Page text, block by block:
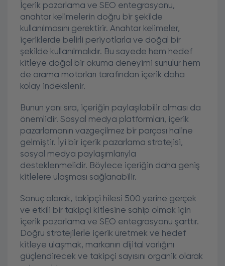
İçerik pazarlama ve SEO entegrasyonu,
anahtar kelimelerin doğru bir şekilde
kullanılmasını gerektirir. Anahtar kelimeler,
içeriklerde belirli periyotlarla ve doğal bir
şekilde kullanılmalıdır. Bu sayede hem hedef
kitleye doğal bir okuma deneyimi sunulur hem
de arama motorları tarafından içerik daha
kolay indekslenir.
Bunun yanı sıra, içeriğin paylaşılabilir olması da
önemlidir. Sosyal medya platformları, içerik
pazarlamanın vazgeçilmez bir parçası haline
gelmiştir. İyi bir içerik pazarlama stratejisi,
sosyal medya paylaşımlarıyla
desteklenmelidir. Böylece içeriğin daha geniş
kitlelere ulaşması sağlanabilir.
Sonuç olarak, takipçi hilesi 500 yerine gerçek
ve etkili bir takipçi kitlesine sahip olmak için
içerik pazarlama ve SEO entegrasyonu şarttır.
Doğru stratejilerle içerik üretmek ve hedef
kitleye ulaşmak, markanın dijital varlığını
güçlendirecek ve takipçi sayısını organik olarak